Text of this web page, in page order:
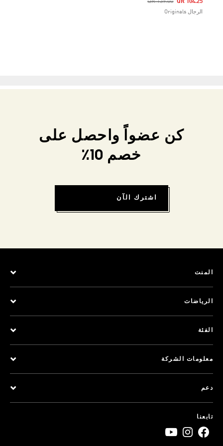
QR 139.00 QR 104.25
الرجال Originals
كن عضواً واحصل على
خصم 10٪
اشترك الآن
المنت
الرياضات
الفئة
معلومات الشركة
دعم
تابعنا